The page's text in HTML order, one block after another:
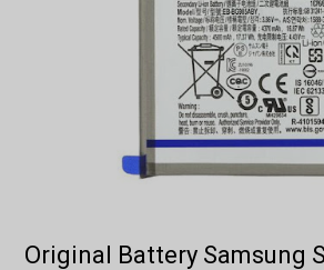
Original Battery Samsung